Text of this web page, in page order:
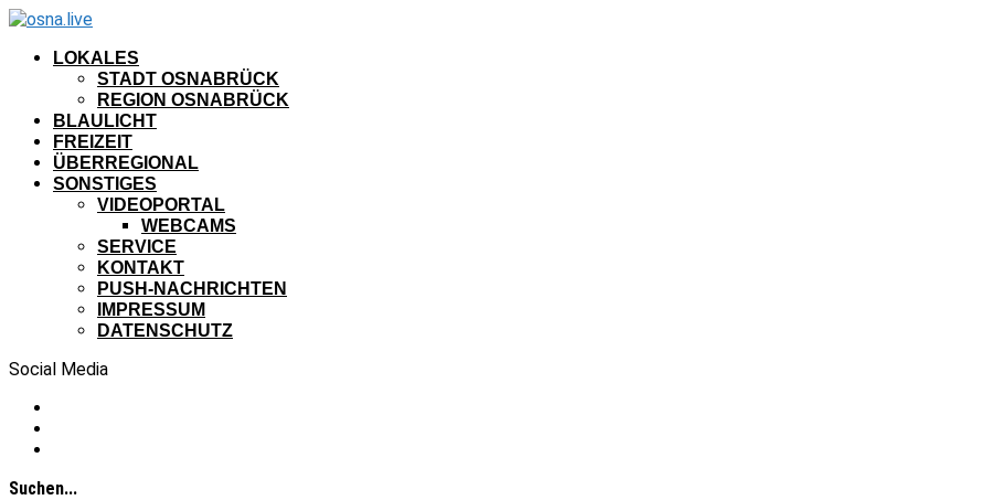
LOKALES
STADT OSNABRÜCK
REGION OSNABRÜCK
BLAULICHT
FREIZEIT
ÜBERREGIONAL
SONSTIGES
VIDEOPORTAL
WEBCAMS
SERVICE
KONTAKT
PUSH-NACHRICHTEN
IMPRESSUM
DATENSCHUTZ
Social Media
Suchen...